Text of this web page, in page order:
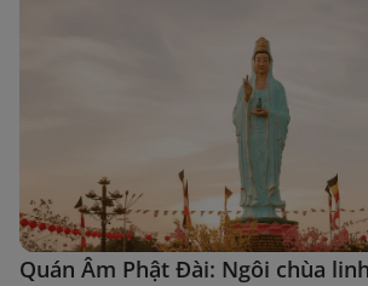
Quán Âm Phật Đài: Ngôi chùa